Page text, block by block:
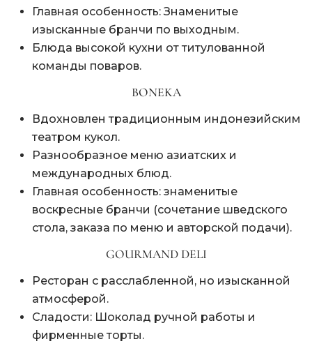
Главная особенность: Знаменитые
изысканные бранчи по выходным.
Блюда высокой кухни от титулованной
команды поваров.
BONEKA
Вдохновлен традиционным индонезийским
театром кукол.
Разнообразное меню азиатских и
международных блюд.
Главная особенность: знаменитые
воскресные бранчи (сочетание шведского
стола, заказа по меню и авторской подачи).
GOURMAND DELI
Ресторан с расслабленной, но изысканной
атмосферой.
Сладости: Шоколад ручной работы и
фирменные торты.